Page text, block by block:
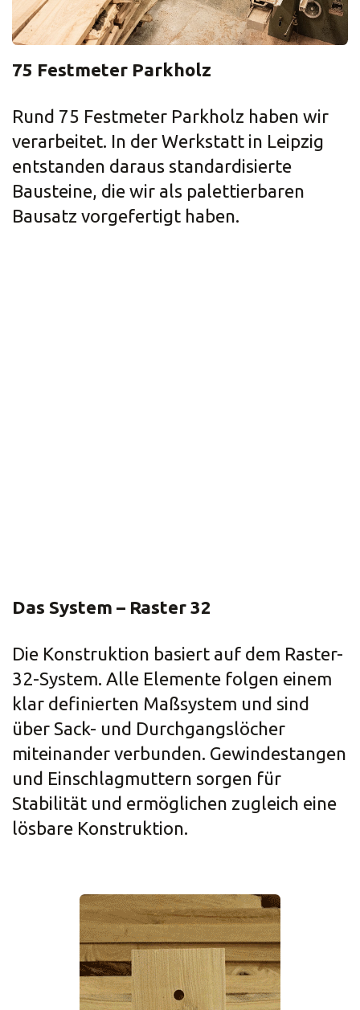
75 Festmeter Parkholz
Rund 75 Festmeter Parkholz haben wir
verarbeitet. In der Werkstatt in Leipzig
entstanden daraus standardisierte
Bausteine, die wir als palettierbaren
Bausatz vorgefertigt haben.
Das System – Raster 32
Die Konstruktion basiert auf dem Raster-
32-System. Alle Elemente folgen einem
klar definierten Maßsystem und sind
über Sack- und Durchgangslöcher
miteinander verbunden. Gewindestangen
und Einschlagmuttern sorgen für
Stabilität und ermöglichen zugleich eine
lösbare Konstruktion.